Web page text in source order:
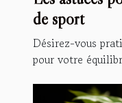
de sport
Désirez-vous
pour votre